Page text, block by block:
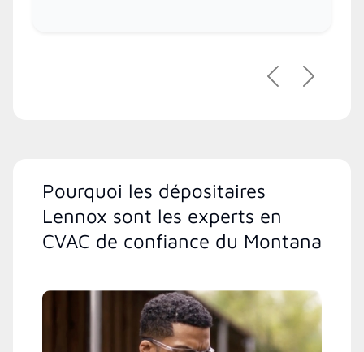
PrécédentSuivant
Pourquoi les dépositaires
Lennox sont les experts en
CVAC de confiance du Montana